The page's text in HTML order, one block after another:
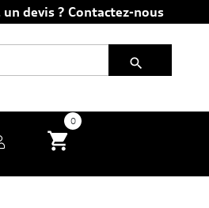
devis ? Contactez-nous

shopping_cart
0